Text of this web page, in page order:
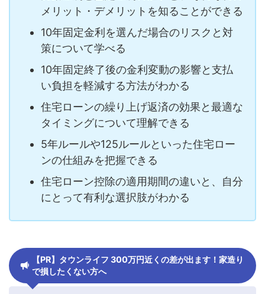
メリット・デメリットを知ることができる
10年固定金利を選んだ場合のリスクと対
策について学べる
10年固定終了後の金利変動の影響と支払
い負担を軽減する方法がわかる
住宅ローンの繰り上げ返済の効果と最適な
タイミングについて理解できる
5年ルールや125ルールといった住宅ロー
ンの仕組みを把握できる
住宅ローン控除の適用期間の違いと、自分
にとって有利な選択肢がわかる
【PR】タウンライフ 300万円近くの差が出ます！家造り
で損したくない方へ